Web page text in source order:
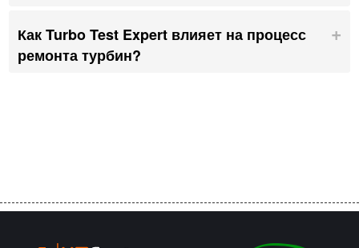
Как Turbo Test Expert влияет на процесс
ремонта турбин?